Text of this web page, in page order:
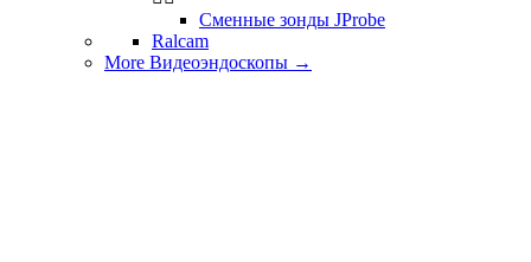
Сменные зонды JProbe
Ralcam
More Видеоэндоскопы →